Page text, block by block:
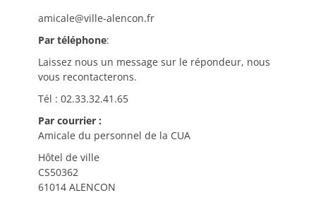
amicale@ville-alencon.fr
Par téléphone:
Laissez nous un message sur le répondeur, nous
vous recontacterons.
Tél : 02.33.32.41.65
Par courrier :
Amicale du personnel de la CUA
Hôtel de ville
CS50362
61014 ALENCON